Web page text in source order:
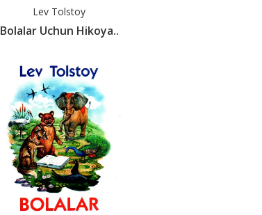
Lev Tolstoy
Bolalar Uchun Hikoya..